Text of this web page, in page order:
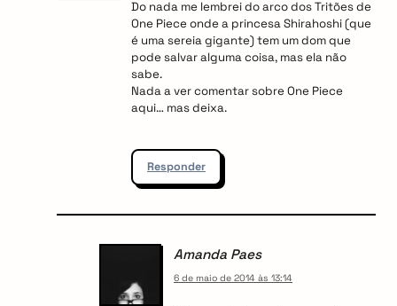
Do nada me lembrei do arco dos Tritões de
One Piece onde a princesa Shirahoshi (que
é uma sereia gigante) tem um dom que
pode salvar alguma coisa, mas ela não
sabe.
Nada a ver comentar sobre One Piece
aqui… mas deixa.
Responder
Amanda Paes
6 de maio de 2014 às 13:14